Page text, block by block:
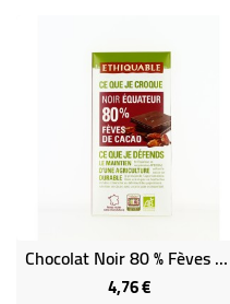
Chocolat Noir 80 % Fèves De Cacao Bio & Équitable
4,76 €Prix